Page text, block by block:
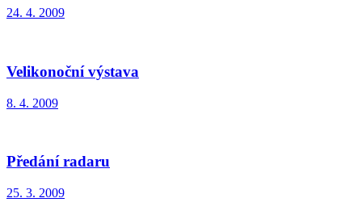
24. 4. 2009
Velikonoční výstava
8. 4. 2009
Předání radaru
25. 3. 2009